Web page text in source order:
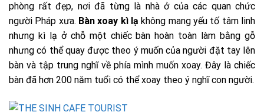
phòng rất đẹp, nơi đã từng là nhà ở của các quan chức
người Pháp xưa. Bàn xoay kì lạ không mang yếu tố tâm linh
nhưng kì lạ ở chỗ một chiếc bàn hoàn toàn làm bằng gỗ
nhưng có thể quay được theo ý muốn của người đặt tay lên
bàn và tập trung nghĩ về phía mình muốn xoay. Đây là chiếc
bàn đã hơn 200 năm tuổi có thể xoay theo ý nghĩ con người.